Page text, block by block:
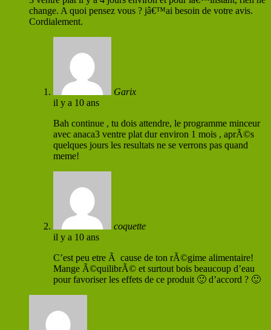
change. A quoi pensez vous ? jâ€™ai besoin de votre avis.
Cordialement.
Garix
il y a 10 ans
Bah continue , tu dois attendre, le programme minceur
avec anaca3 ventre plat dur environ 1 mois , aprÃ©s
quelques jours les resultats ne se verrons pas quand
meme!
coquette
il y a 10 ans
C’est peu etre Ã cause de ton rÃ©gime alimentaire!
Mange Ã©quilibrÃ© et surtout bois beaucoup d’eau
pour favoriser les effets de ce produit 🙂 d’accord ? 🙂